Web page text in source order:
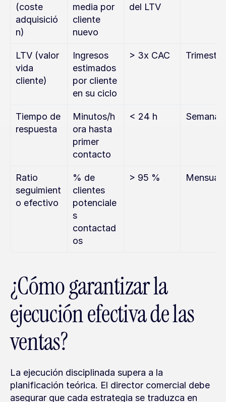
(coste
adquisició
n)
media por
cliente
nuevo
del LTV
LTV (valor
vida
cliente)
Ingresos
estimados
por cliente
en su ciclo
> 3x CAC
Tiempo de
respuesta
Minutos/h
ora hasta
primer
contacto
< 24 h Semanal
Ratio
seguimient
o efectivo
% de
clientes
potenciale
s
contactad
os
> 95 % Mensual
¿Cómo garantizar la
ejecución efectiva de las
ventas?
La ejecución disciplinada supera a la
planificación teórica. El director comercial debe
asegurar que cada estrategia se traduzca en